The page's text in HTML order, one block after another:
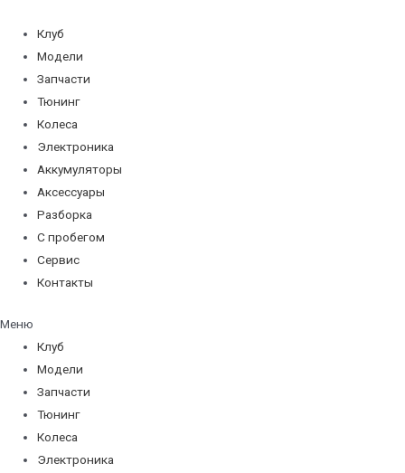
содержимому
Клуб
Модели
Запчасти
Тюнинг
Колеса
Электроника
Аккумуляторы
Аксессуары
Разборка
С пробегом
Сервис
Контакты
Меню
Клуб
Модели
Запчасти
Тюнинг
Колеса
Электроника